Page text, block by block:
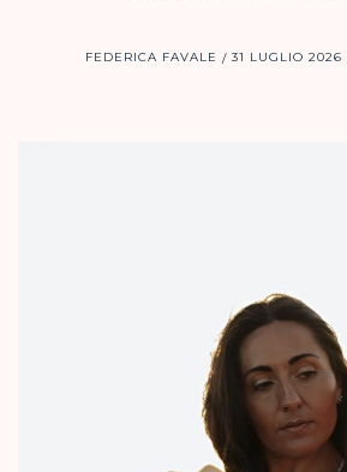
FEDERICA FAVALE 31 LUGLIO 2026